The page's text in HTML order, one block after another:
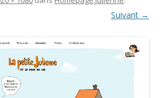
Suivant →